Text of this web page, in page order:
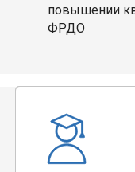
повышении
ФРДО